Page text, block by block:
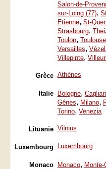
Salon-de-
sur-Loing (77),
Etienne, St-
Strasbourg,
Toulon, Toulouse
Versailles,
Villepinte,
Grèce Athènes
Italie Bologne, Cagliari
Gênes, Milano,
Torino, Venezia
Lituanie Vilnius
Luxembourg Luxembourg
Monaco Monaco, Monte-